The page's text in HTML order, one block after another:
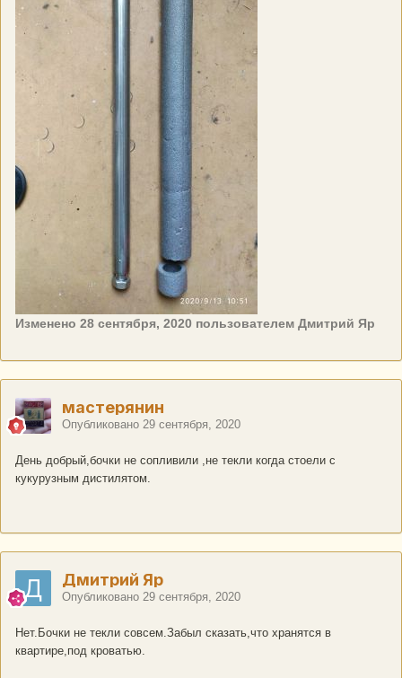
Изменено 28 сентября, 2020 пользователем Дмитрий Яр
мастерянин
Опубликовано 29 сентября, 2020
День добрый,бочки не сопливили ,не текли когда стоели с
кукурузным дистилятом.
Дмитрий Яр
Опубликовано 29 сентября, 2020
Нет.Бочки не текли совсем.Забыл сказать,что хранятся в
квартире,под кроватью.